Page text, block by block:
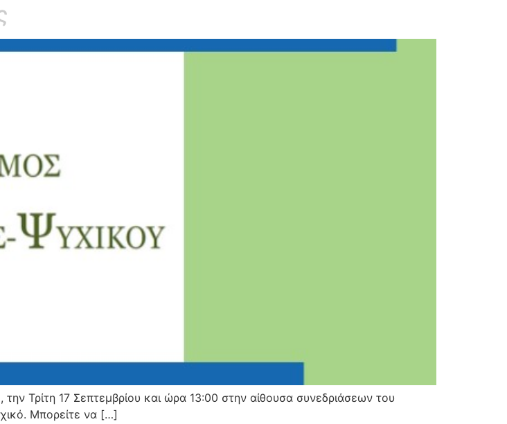
Τρίτη 17 Σεπτεμβρίου και ώρα 13:00 στην αίθουσα συνεδριάσεων του
Μπορείτε να […]